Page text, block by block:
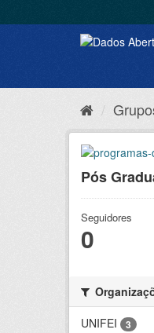
Pós
Seguidores
0
UNIFEI
3